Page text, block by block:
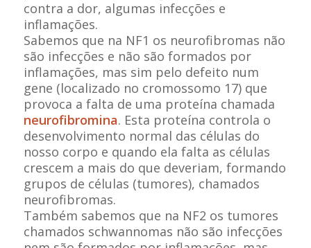
contra a dor, algumas infecções e
inflamações.
Sabemos que na NF1 os neurofibromas não
são infecções e não são formados por
inflamações, mas sim pelo defeito num
gene (localizado no cromossomo 17) que
provoca a falta de uma proteína chamada
neurofibromina. Esta proteína controla o
desenvolvimento normal das células do
nosso corpo e quando ela falta as células
crescem a mais do que deveriam, formando
grupos de células (tumores), chamados
neurofibromas.
Também sabemos que na NF2 os tumores
chamados schwannomas não são infecções